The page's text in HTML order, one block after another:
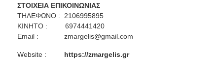
ΣΤΟΙΧΕΙΑ ΕΠΙΚΟΙΝΩΝΙΑΣ
ΤΗΛΕΦΩΝΟ : 2106995895
ΚΙΝΗΤΟ : 6974441420
Email : zmargelis@gmail.com
Website : https://zmargelis.gr